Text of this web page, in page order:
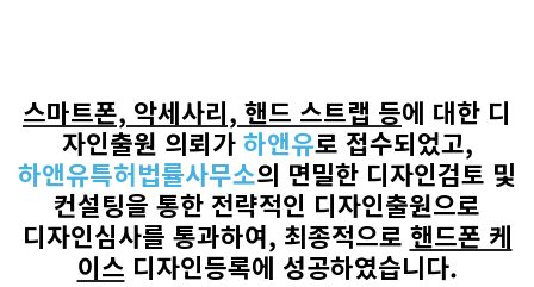
스마트폰, 악세사리, 핸드 스트랩 등에 대한 디
자인출원 의뢰가하앤유로 접수되었고,
하앤유특허법률사무소의 면밀한 디자인검토 및
컨설팅을 통한 전략적인 디자인출원으로
디자인심사를 통과하여, 최종적으로 핸드폰 케
이스 디자인등록에 성공하였습니다.